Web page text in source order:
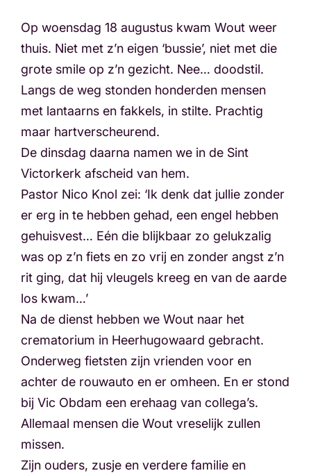
Op woensdag 18 augustus kwam Wout weer
thuis. Niet met z’n eigen ‘bussie’, niet met die
grote smile op z’n gezicht. Nee… doodstil.
Langs de weg stonden honderden mensen
met lantaarns en fakkels, in stilte. Prachtig
maar hartverscheurend.
De dinsdag daarna namen we in de Sint
Victorkerk afscheid van hem.
Pastor Nico Knol zei: ‘Ik denk dat jullie zonder
er erg in te hebben gehad, een engel hebben
gehuisvest… Eén die blijkbaar zo gelukzalig
was op z’n fiets en zo vrij en zonder angst z’n
rit ging, dat hij vleugels kreeg en van de aarde
los kwam…’
Na de dienst hebben we Wout naar het
crematorium in Heerhugowaard gebracht.
Onderweg fietsten zijn vrienden voor en
achter de rouwauto en er omheen. En er stond
bij Vic Obdam een erehaag van collega’s.
Allemaal mensen die Wout vreselijk zullen
missen.
Zijn ouders, zusje en verdere familie en